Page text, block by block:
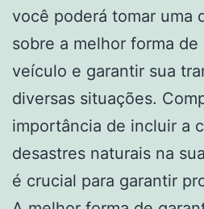
você poderá tomar uma
sobre a melhor forma
veículo e garantir sua
diversas situações.
importância de incluir a
desastres naturais na
é crucial para garantir